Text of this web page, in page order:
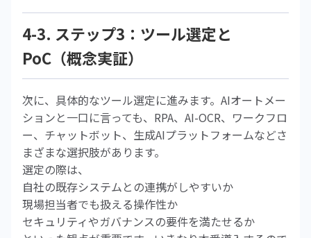
4-3. ステップ3：ツール選定と
PoC（概念実証）
次に、具体的なツール選定に進みます。AIオートメー
ションと一口に言っても、RPA、AI-OCR、ワークフロ
ー、チャットボット、生成AIプラットフォームなどさ
まざまな選択肢があります。
選定の際は、
自社の既存システムとの連携がしやすいか
現場担当者でも扱える操作性か
セキュリティやガバナンスの要件を満たせるか